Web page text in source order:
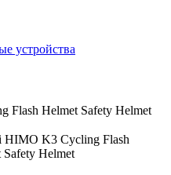
устройства
HIMO K3 Cycling Flash
Safety Helmet